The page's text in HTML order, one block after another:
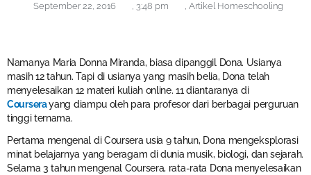
September 22, 2016 , 3:48 pm , Artikel Homeschooling
Namanya Maria Donna Miranda, biasa dipanggil Dona. Usianya
masih 12 tahun. Tapi di usianya yang masih belia, Dona telah
menyelesaikan 12 materi kuliah online. 11 diantaranya di
Courserayang diampu oleh para profesor dari berbagai perguruan
tinggi ternama.
Pertama mengenal di Coursera usia 9 tahun, Dona mengeksplorasi
minat belajarnya yang beragam di dunia musik, biologi, dan sejarah.
Selama 3 tahun mengenal Coursera, rata-rata Dona menyelesaikan